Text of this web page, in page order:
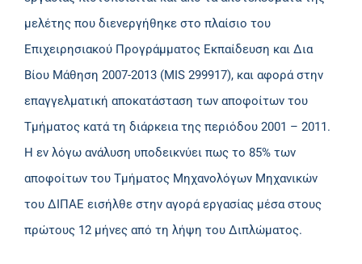
μελέτης που διενεργήθηκε στο πλαίσιο του
Επιχειρησιακού Προγράμματος Εκπαίδευση και Δια
Βίου Μάθηση 2007-2013 (MIS 299917), και αφορά στην
επαγγελματική αποκατάσταση των αποφοίτων του
Τμήματος κατά τη διάρκεια της περιόδου 2001 – 2011.
Η εν λόγω ανάλυση υποδεικνύει πως το 85% των
αποφοίτων του Τμήματος Μηχανολόγων Μηχανικών
του ΔΙΠΑΕ εισήλθε στην αγορά εργασίας μέσα στους
πρώτους 12 μήνες από τη λήψη του Διπλώματος.